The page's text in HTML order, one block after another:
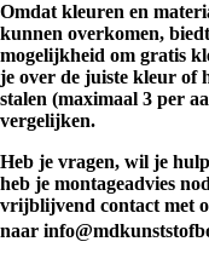
Omdat kleuren en
kunnen overkomen, biedt
mogelijkheid om gratis
je over de juiste kleur of
stalen (maximaal 3 per
vergelijken.
Heb je vragen, wil je
heb je montageadvies
vrijblijvend contact met
naar